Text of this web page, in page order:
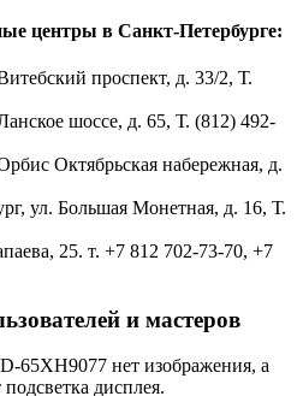
центры в Санкт-Петербурге:
проспект, д. 33/2, Т.
шоссе, д. 65, Т. (812) 492-
Октябрьская набережная, д.
ул. Большая Монетная, д. 16, Т.
25. т. +7 812 702-73-70, +7
и мастеров
65XH9077 нет изображения, а
подсветка дисплея.